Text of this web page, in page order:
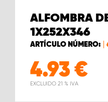
ALFOMBRA
1X252X346
ARTÍCULO NÚMERO:
4.93 €
EXCLUIDO 21 % IVA